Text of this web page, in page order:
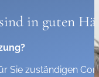
in guten
Sie zuständigen